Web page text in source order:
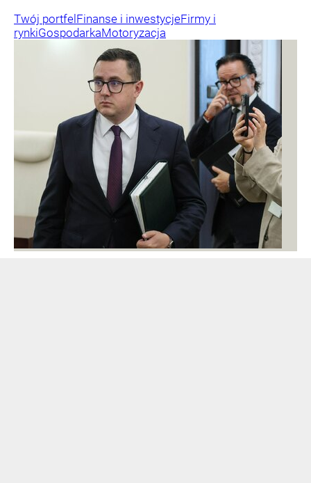
Twój portfel Finanse i inwestycjeFirmy i
rynkiGospodarkaMotoryzacja